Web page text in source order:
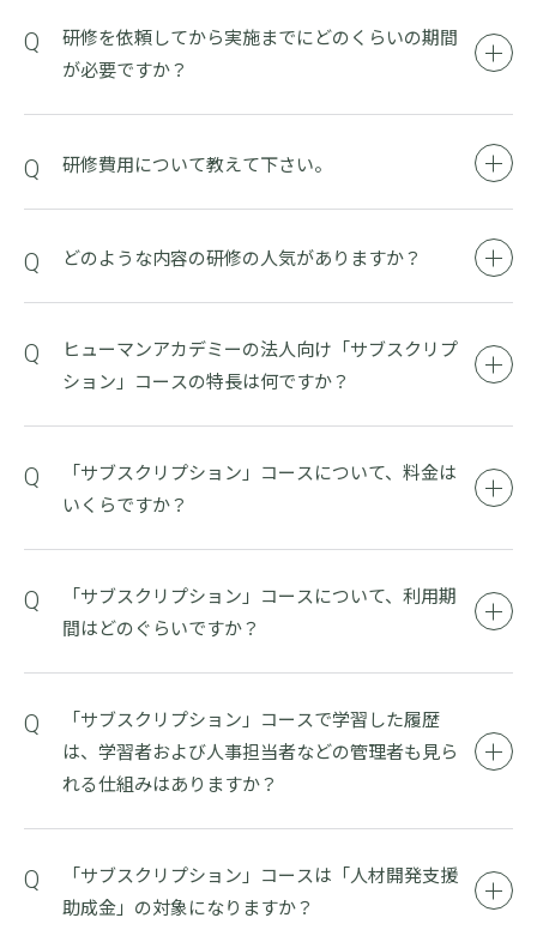
研修を依頼してから実施までにどのくらいの期間
が必要ですか？
研修費用について教えて下さい。
どのような内容の研修の人気がありますか？
ヒューマンアカデミーの法人向け「サブスクリプ
ション」コースの特長は何ですか？
「サブスクリプション」コースについて、料金は
いくらですか？
「サブスクリプション」コースについて、利用期
間はどのぐらいですか？
「サブスクリプション」コースで学習した履歴
は、学習者および人事担当者などの管理者も見ら
れる仕組みはありますか？
「サブスクリプション」コースは「人材開発支援
助成金」の対象になりますか？